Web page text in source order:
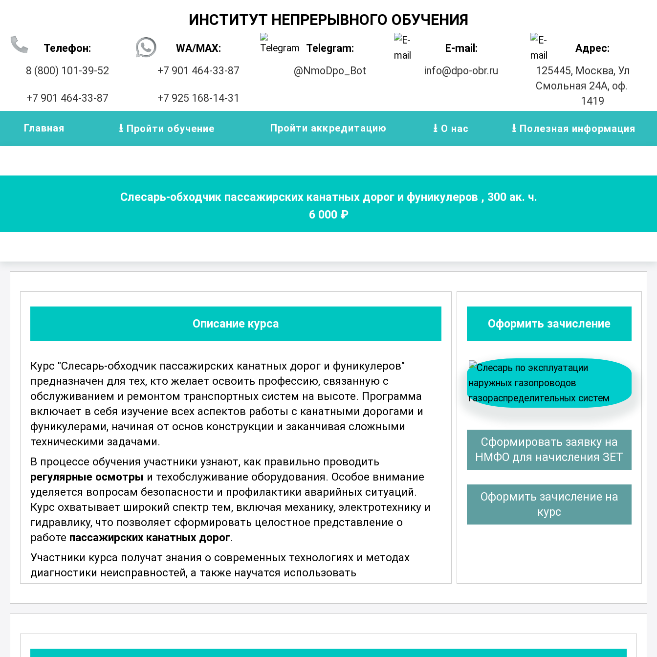
ИНСТИТУТ НЕПРЕРЫВНОГО ОБУЧЕНИЯ
Телефон:
8 (800) 101-39-52
+7 901 464-33-87
WA/MAX:
+7 901 464-33-87
+7 925 168-14-31
Telegram:
@NmoDpo_Bot
E-mail:
info@dpo-obr.ru
Адрес:
125445, Москва, Ул
Смольная 24А, оф.
1419
Главная Пройти обучение Пройти аккредитацию О нас Полезная информация
Слесарь-обходчик пассажирских канатных дорог и фуникулеров , 300ак. ч.
6 000₽
Описание курса
Курс "Слесарь-обходчик пассажирских канатных дорог и фуникулеров"
предназначен для тех, кто желает освоить профессию, связанную с
обслуживанием и ремонтом транспортных систем на высоте. Программа
включает в себя изучение всех аспектов работы с канатными дорогами и
фуникулерами, начиная от основ конструкции и заканчивая сложными
техническими задачами.
В процессе обучения участники узнают, как правильно проводить
регулярные осмотры и техобслуживание оборудования. Особое внимание
уделяется вопросам безопасности и профилактики аварийных ситуаций.
Курс охватывает широкий спектр тем, включая механику, электротехнику и
гидравлику, что позволяет сформировать целостное представление о
работе пассажирских канатных дорог.
Участники курса получат знания о современных технологиях и методах
диагностики неисправностей, а также научатся использовать
специализированные инструменты и оборудование. Одна из ключевых задач
курса — подготовить специалистов, способных эффективно работать в
любой ситуации и обеспечивать бесперебойное функционирование
фуникулеров.
Кроме того, курс предлагает обширный материал по вопросам управления и
Оформить зачисление
Сформировать заявку на
НМФО для начисления ЗЕТ
Оформить зачисление на
курс